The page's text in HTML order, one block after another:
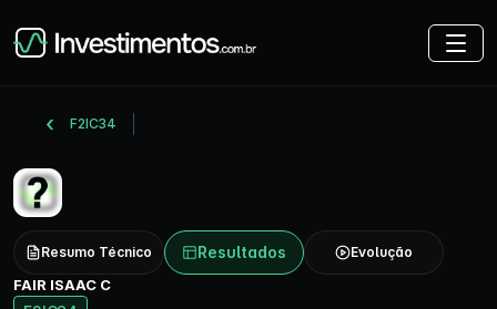
F2IC34
Resumo Técnico Resultados Evolução
FAIR ISAAC C